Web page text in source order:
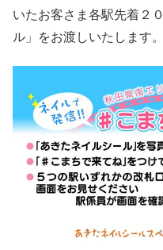
いたお客さま各駅先着２
ル」をお渡しいたします。